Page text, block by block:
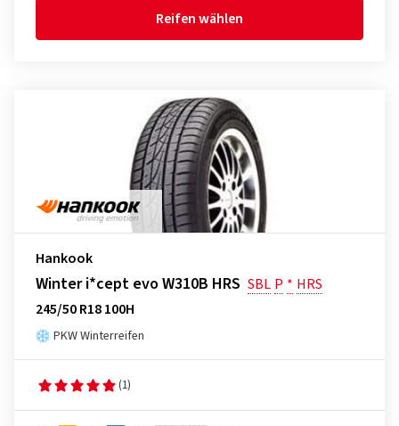
Reifen wählen
Hankook
Winter i*cept evo W310B HRS SBL P * HRS
245/50 R18 100H
PKW Winterreifen
(1)